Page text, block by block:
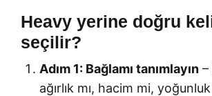
Heavy yerine doğru
seçilir?
Adım 1: Bağlamı tanımlayın –
ağırlık mı, hacim mi,